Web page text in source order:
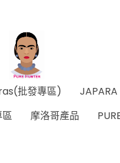
批發專區)
區 摩洛哥產品